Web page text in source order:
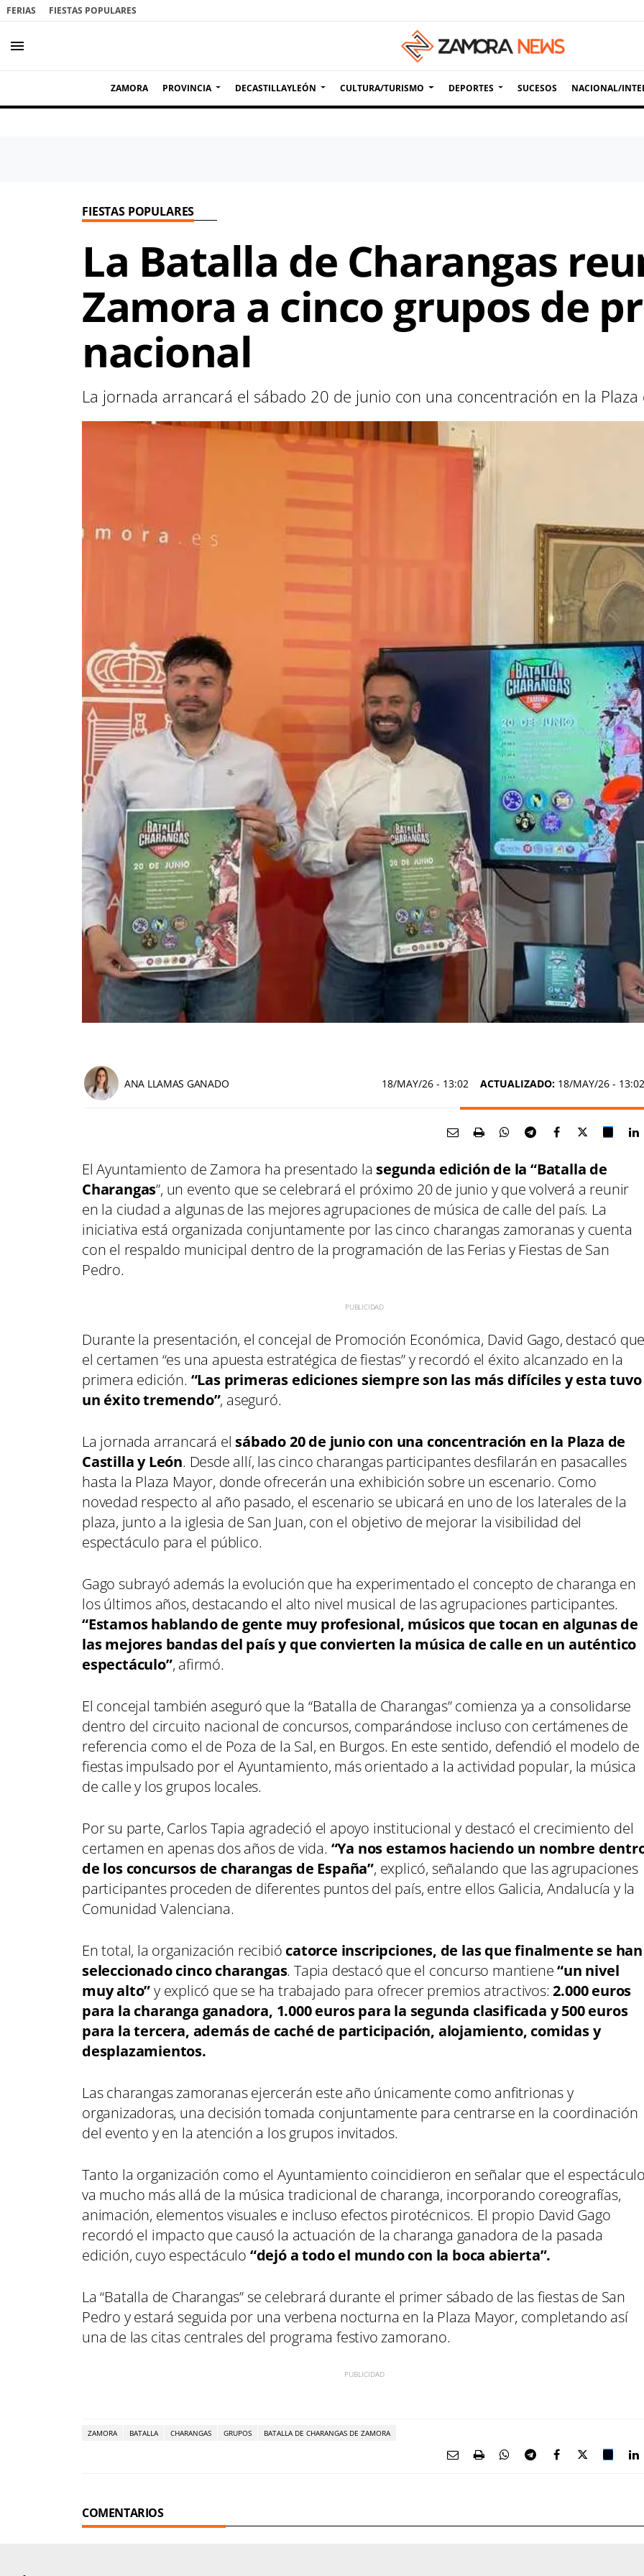
FERIAS FIESTAS POPULARES
menu
ZAMORA PROVINCIA DECASTILLAYLEÓN CULTURA/TURISMO DEPORTES SUCESOS NACIONAL/
FIESTAS POPULARES
La Batalla de Charangas
Zamora a cinco grupos de
nacional
La jornada arrancará el sábado 20 de junio con una concentración en la Plaza
ANA LLAMAS GANADO 18/MAY/26 - 13:02 ACTUALIZADO: 18/MAY/26 - 13:02
El Ayuntamiento de Zamora ha presentado la segunda edición de la “Batalla de
Charangas”, un evento que se celebrará el próximo 20 de junio y que volverá a reunir
en la ciudad a algunas de las mejores agrupaciones de música de calle del país. La
iniciativa está organizada conjuntamente por las cinco charangas zamoranas y cuenta
con el respaldo municipal dentro de la programación de las Ferias y Fiestas de San
Pedro.
Durante la presentación, el concejal de Promoción Económica, David Gago, destacó
el certamen “es una apuesta estratégica de fiestas” y recordó el éxito alcanzado en la
primera edición. “Las primeras ediciones siempre son las más difíciles y esta tuvo
un éxito tremendo”, aseguró.
La jornada arrancará el sábado 20 de junio con una concentración en la Plaza de
Castilla y León. Desde allí, las cinco charangas participantes desfilarán en pasacalles
hasta la Plaza Mayor, donde ofrecerán una exhibición sobre un escenario. Como
novedad respecto al año pasado, el escenario se ubicará en uno de los laterales de la
plaza, junto a la iglesia de San Juan, con el objetivo de mejorar la visibilidad del
espectáculo para el público.
Gago subrayó además la evolución que ha experimentado el concepto de charanga en
los últimos años, destacando el alto nivel musical de las agrupaciones participantes.
“Estamos hablando de gente muy profesional, músicos que tocan en algunas de
las mejores bandas del país y que convierten la música de calle en un auténtico
espectáculo”, afirmó.
El concejal también aseguró que la “Batalla de Charangas” comienza ya a consolidarse
dentro del circuito nacional de concursos, comparándose incluso con certámenes de
referencia como el de Poza de la Sal, en Burgos. En este sentido, defendió el modelo de
fiestas impulsado por el Ayuntamiento, más orientado a la actividad popular, la música
de calle y los grupos locales.
Por su parte, Carlos Tapia agradeció el apoyo institucional y destacó el crecimiento del
certamen en apenas dos años de vida. “Ya nos estamos haciendo un nombre
de los concursos de charangas de España”, explicó, señalando que las agrupaciones
participantes proceden de diferentes puntos del país, entre ellos Galicia, Andalucía y la
Comunidad Valenciana.
En total, la organización recibió catorce inscripciones, de las que finalmente se han
seleccionado cinco charangas. Tapia destacó que el concurso mantiene“un nivel
muy alto”y explicó que se ha trabajado para ofrecer premios atractivos:2.000 euros
para la charanga ganadora, 1.000 euros para la segunda clasificada y 500 euros
para la tercera, además de caché de participación, alojamiento, comidas y
desplazamientos.
Las charangas zamoranas ejercerán este año únicamente como anfitrionas y
organizadoras, una decisión tomada conjuntamente para centrarse en la coordinación
del evento y en la atención a los grupos invitados.
Tanto la organización como el Ayuntamiento coincidieron en señalar que el
va mucho más allá de la música tradicional de charanga, incorporando coreografías,
animación, elementos visuales e incluso efectos pirotécnicos. El propio David Gago
recordó el impacto que causó la actuación de la charanga ganadora de la pasada
edición, cuyo espectáculo “dejó a todo el mundo con la boca abierta”.
La “Batalla de Charangas” se celebrará durante el primer sábado de las fiestas de San
Pedro y estará seguida por una verbena nocturna en la Plaza Mayor, completando así
una de las citas centrales del programa festivo zamorano.
ZAMORA BATALLA CHARANGAS GRUPOS BATALLA DE CHARANGAS DE ZAMORA
COMENTARIOS